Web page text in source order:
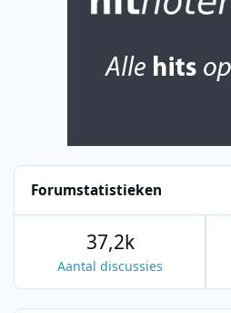
Forumstatistieken
Aantal discussies
37,2k